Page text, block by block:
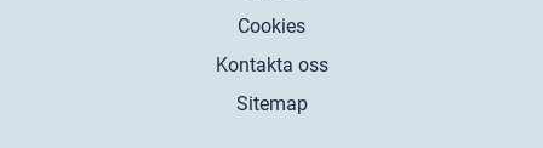
Cookies
Kontakta oss
Sitemap